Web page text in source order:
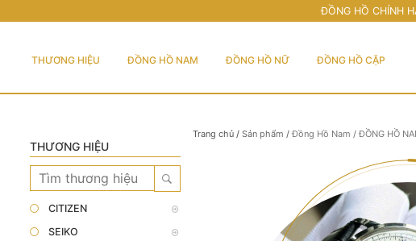
ĐỒNG HỒ CHÍNH
THƯƠNG HIỆU ĐỒNG HỒ NAM ĐỒNG HỒ NỮ ĐỒNG HỒ CẶP
THƯƠNG HIỆU
CITIZEN
SEIKO
Trang chủ/ Sản phẩm / Đồng Hồ Nam / ĐỒNG HỒ